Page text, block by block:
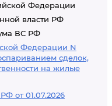
Федерации
власти РФ
ВС РФ
Федерации N
сделок,
на жилые
от 01.07.2026